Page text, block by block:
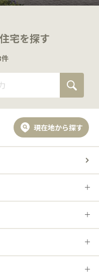
宅を探す
件
現在地から探す